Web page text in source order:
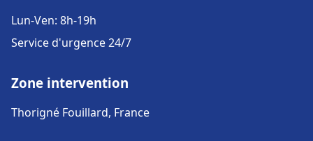
Lun-Ven: 8h-19h
Service d'urgence 24/7
Zone intervention
Thorigné Fouillard, France